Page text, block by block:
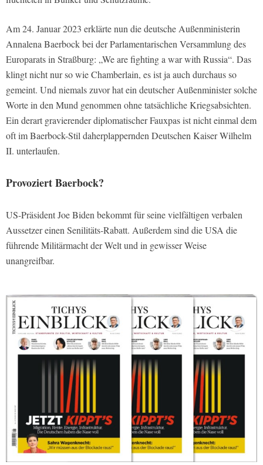
Am 24. Januar 2023 erklärte nun die deutsche Außenministerin
Annalena Baerbock bei der Parlamentarischen Versammlung des
Europarats in Straßburg: „We are fighting a war with Russia“. Das
klingt nicht nur so wie Chamberlain, es ist ja auch durchaus so
gemeint. Und niemals zuvor hat ein deutscher Außenminister solche
Worte in den Mund genommen ohne tatsächliche Kriegsabsichten.
Ein derart gravierender diplomatischer Fauxpas ist nicht einmal dem
oft im Baerbock-Stil daherplappernden Deutschen Kaiser Wilhelm
II. unterlaufen.
Provoziert Baerbock?
US-Präsident Joe Biden bekommt für seine vielfältigen verbalen
Aussetzer einen Senilitäts-Rabatt. Außerdem sind die USA die
führende Militärmacht der Welt und in gewisser Weise
unangreifbar.